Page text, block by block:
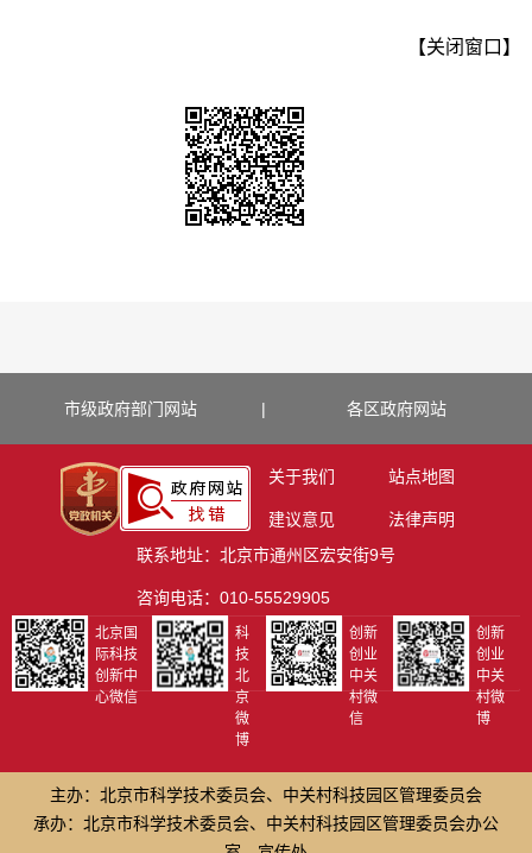
【关闭窗口】
市级政府部门网站 | 各区政府网站
关于我们 站点地图
建议意见
法律声明
联系地址：北京市通州区宏安街9号
咨询电话：010-55529905
北京国
际科技
创新中
心微信
科
技
北
京
微
博
创新
创业
中关
村微
信
创新
创业
中关
村微
博
主办：北京市科学技术委员会、中关村科技园区管理委员会
承办：北京市科学技术委员会、中关村科技园区管理委员会办公